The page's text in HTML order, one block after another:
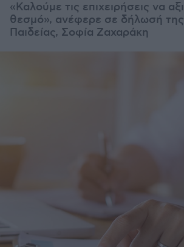
«Καλούμε τις επιχειρήσεις να
θεσμό», ανέφερε σε δήλωσή
Παιδείας, Σοφία Ζαχαράκη